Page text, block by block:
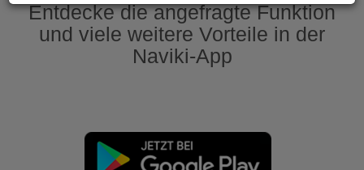
Entdecke die angefragte Funktion
und viele weitere Vorteile in der
Naviki-App